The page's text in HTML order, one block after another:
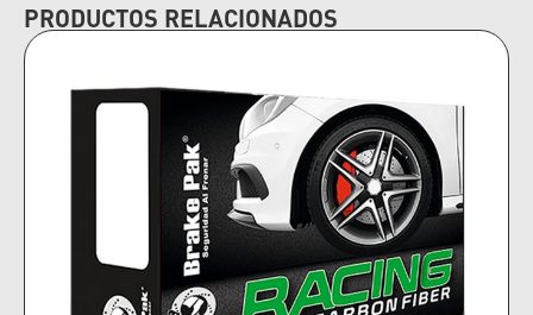
PRODUCTOS RELACIONADOS